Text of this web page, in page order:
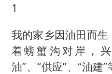
男子出
1
我的家乡因油田而
着螃蟹沟对岸，
油”、“供应”、“油建